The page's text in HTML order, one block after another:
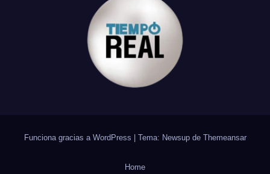
Funciona gracias a WordPress Tema: Newsup de Themeansar
Home